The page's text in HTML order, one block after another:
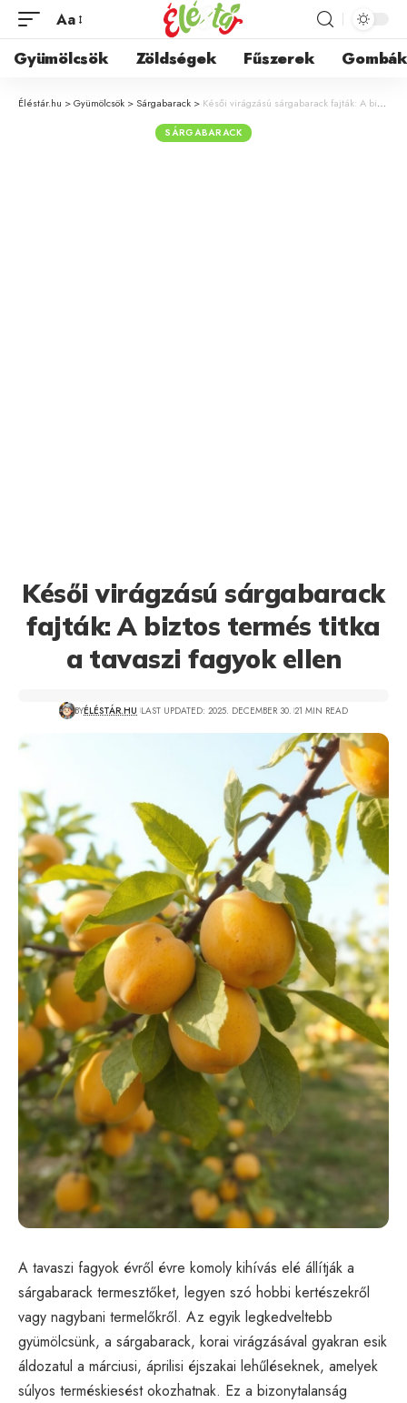
Aa
Gyümölcsök Zöldségek Fűszerek Gombák
Éléstár.hu >Gyümölcsök > Sárgabarack > Késői virágzású sárgabarack fajták: A biztos termés titka a tavaszi fagyok ellen
SÁRGABARACK
Késői virágzású sárgabarack
fajták: A biztos termés titka
a tavaszi fagyok ellen
BYÉLÉSTÁR.HU LAST UPDATED: 2025. DECEMBER 30. 21 MIN READ
A tavaszi fagyok évről évre komoly kihívás elé állítják a
sárgabarack termesztőket, legyen szó hobbi kertészekről
vagy nagybani termelőkről. Az egyik legkedveltebb
gyümölcsünk, a sárgabarack, korai virágzásával gyakran esik
áldozatul a márciusi, áprilisi éjszakai lehűléseknek, amelyek
súlyos terméskiesést okozhatnak. Ez a bizonytalanság